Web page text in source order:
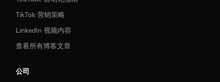
TikTok 营销策略
LinkedIn 视频内容
查看所有博客文章
公司